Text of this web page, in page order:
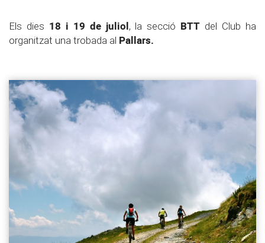
Els dies 18 i 19 de juliol, la secció BTT del Club ha
organitzat una trobada al Pallars.